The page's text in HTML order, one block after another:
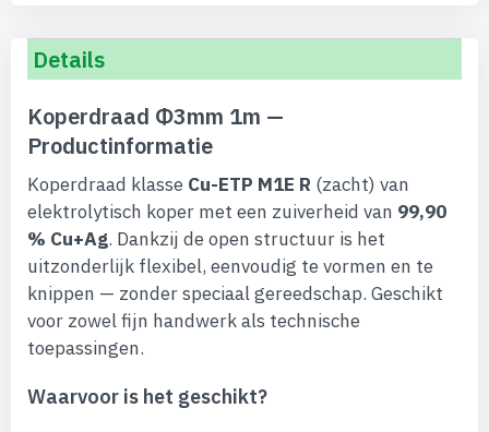
Details
Koperdraad Φ3mm 1m —
Productinformatie
Koperdraad klasse Cu-ETP M1E R (zacht) van
elektrolytisch koper met een zuiverheid van 99,90
% Cu+Ag. Dankzij de open structuur is het
uitzonderlijk flexibel, eenvoudig te vormen en te
knippen — zonder speciaal gereedschap. Geschikt
voor zowel fijn handwerk als technische
toepassingen.
Waarvoor is het geschikt?